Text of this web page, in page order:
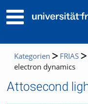
Kategorien FRIAS
electron dynamics